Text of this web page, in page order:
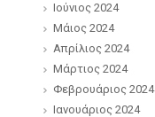
Ιούνιος 2024
Μάιος 2024
Απρίλιος 2024
Μάρτιος 2024
Φεβρουάριος 2024
Ιανουάριος 2024